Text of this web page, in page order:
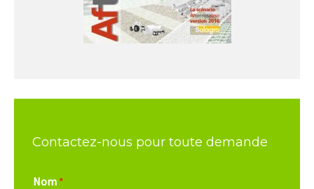
Contactez-nous pour toute demande
Nom *